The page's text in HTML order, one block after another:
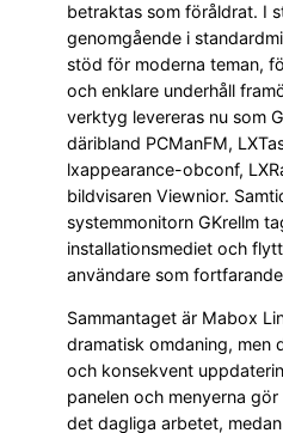
betraktas som föråldrat. I
genomgående i
stöd för moderna teman,
och enklare underhåll
verktyg levereras nu som
däribland PCManFM,
lxappearance-obconf,
bildvisaren Viewnior.
systemmonitorn GKrellm
installationsmediet och
användare som
Sammantaget är Mabox
dramatisk omdaning, men
och konsekvent
panelen och menyerna
det dagliga arbetet,